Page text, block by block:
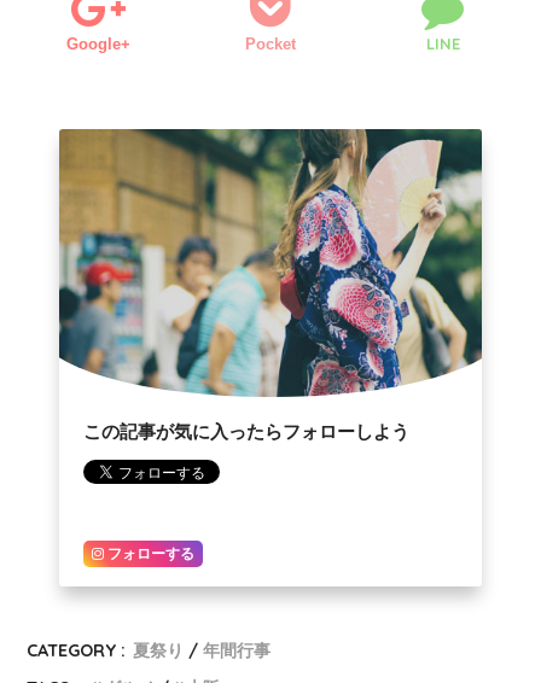
Google+ Pocket LINE
この記事が気に入ったらフォローしよう
フォローする
CATEGORY : 夏祭り
年間行事